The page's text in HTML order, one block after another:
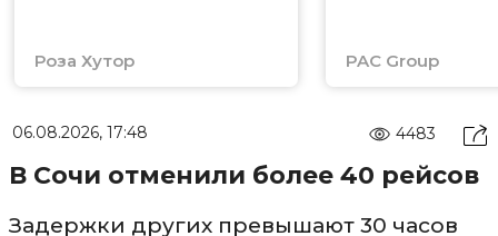
Роза Хутор PAC Group
06.08.2026, 17:48 4483
В Сочи отменили более 40 рейсов
Задержки других превышают 30 часов